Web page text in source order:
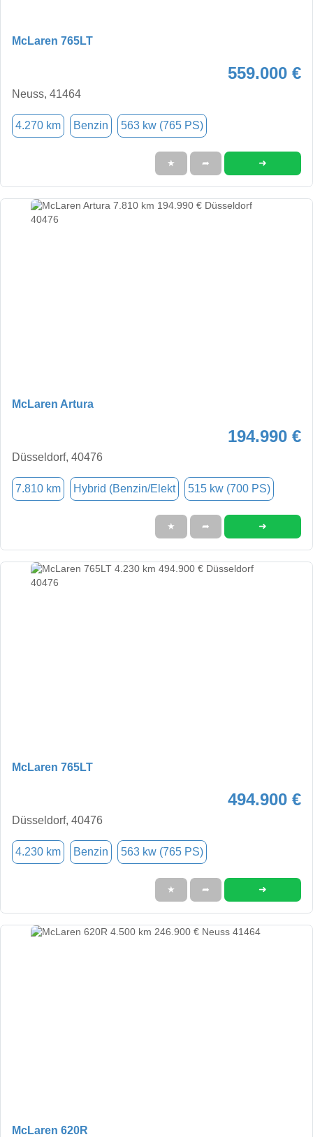
McLaren 765LT
559.000 €
Neuss, 41464
4.270 km Benzin 563 kw (765 PS)
★ ➦ ➜
McLaren Artura
194.990 €
Düsseldorf, 40476
7.810 km Hybrid (Benzin/Elekt 515 kw (700 PS)
★ ➦ ➜
McLaren 765LT
494.900 €
Düsseldorf, 40476
4.230 km Benzin 563 kw (765 PS)
★ ➦ ➜
McLaren 620R